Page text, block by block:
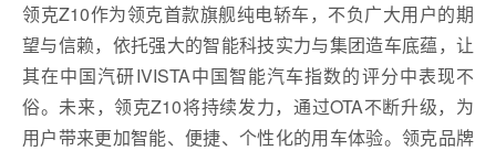
领克Z10作为领克首款旗舰纯电轿车，不负广大用户的期
望与信赖，依托强大的智能科技实力与集团造车底蕴，让
其在中国汽研IVISTA中国智能汽车指数的评分中表现不
俗。未来，领克Z10将持续发力，通过OTA不断升级，为
用户带来更加智能、便捷、个性化的用车体验。领克品牌